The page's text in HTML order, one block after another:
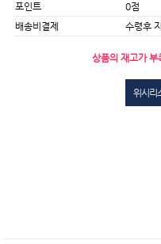
포인트
0점
배송비결제
수령후
상품의 재고가 부
위시리